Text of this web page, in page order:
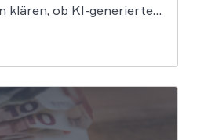
klären, ob KI-generierte
Schutz gegen
Die Entscheidung
bloße Einsatz von
Prägung den